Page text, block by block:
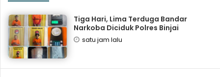
Tiga Hari, Lima Terduga Bandar
Narkoba Diciduk Polres Binjai
satu jam lalu